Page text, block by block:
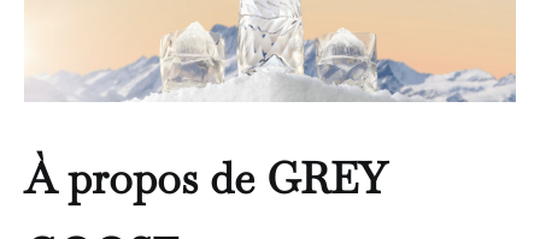
À propos de GREY